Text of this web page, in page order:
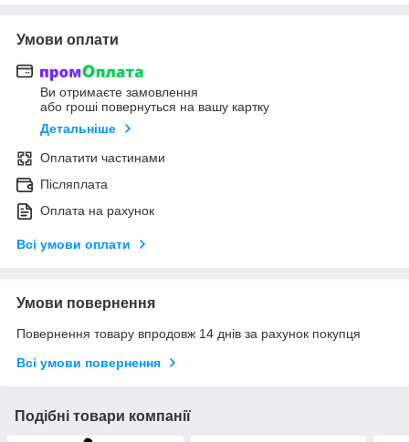
Умови оплати
Ви отримаєте замовлення
або гроші повернуться на вашу картку
Детальніше
Оплатити частинами
Післяплата
Оплата на рахунок
Всі умови оплати
Умови повернення
Повернення товару впродовж 14 днів за рахунок покупця
Всі умови повернення
Подібні товари компанії